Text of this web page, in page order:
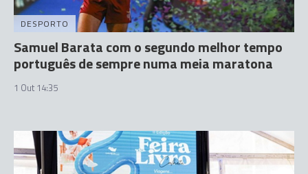
DESPORTO
Samuel Barata com o segundo melhor tempo
português de sempre numa meia maratona
1 Out 14:35